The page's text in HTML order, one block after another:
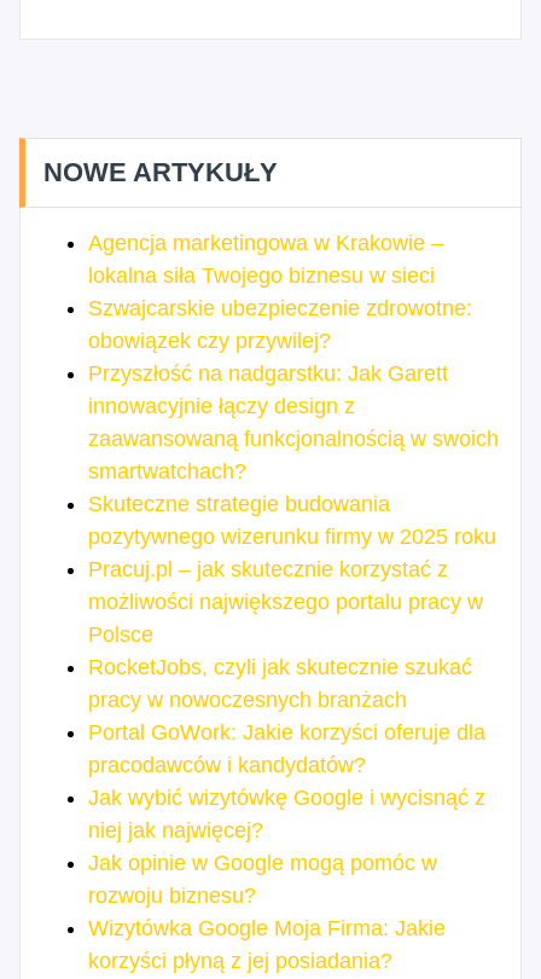
NOWE ARTYKUŁY
Agencja marketingowa w Krakowie –
lokalna siła Twojego biznesu w sieci
Szwajcarskie ubezpieczenie zdrowotne:
obowiązek czy przywilej?
Przyszłość na nadgarstku: Jak Garett
innowacyjnie łączy design z
zaawansowaną funkcjonalnością w swoich
smartwatchach?
Skuteczne strategie budowania
pozytywnego wizerunku firmy w 2025 roku
Pracuj.pl – jak skutecznie korzystać z
możliwości największego portalu pracy w
Polsce
RocketJobs, czyli jak skutecznie szukać
pracy w nowoczesnych branżach
Portal GoWork: Jakie korzyści oferuje dla
pracodawców i kandydatów?
Jak wybić wizytówkę Google i wycisnąć z
niej jak najwięcej?
Jak opinie w Google mogą pomóc w
rozwoju biznesu?
Wizytówka Google Moja Firma: Jakie
korzyści płyną z jej posiadania?